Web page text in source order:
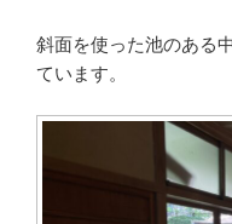
斜面を使った池のある
ています。